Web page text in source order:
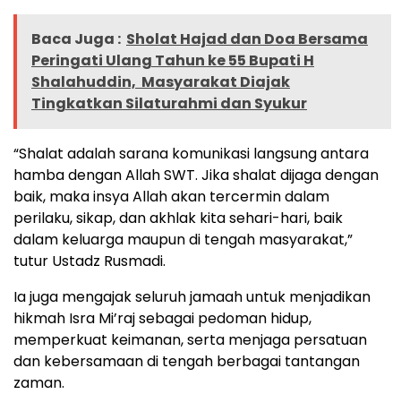
Baca Juga : Sholat Hajad dan Doa Bersama
Peringati Ulang Tahun ke 55 Bupati H
Shalahuddin, Masyarakat Diajak
Tingkatkan Silaturahmi dan Syukur
“Shalat adalah sarana komunikasi langsung antara
hamba dengan Allah SWT. Jika shalat dijaga dengan
baik, maka insya Allah akan tercermin dalam
perilaku, sikap, dan akhlak kita sehari-hari, baik
dalam keluarga maupun di tengah masyarakat,”
tutur Ustadz Rusmadi.
Ia juga mengajak seluruh jamaah untuk menjadikan
hikmah Isra Mi’raj sebagai pedoman hidup,
memperkuat keimanan, serta menjaga persatuan
dan kebersamaan di tengah berbagai tantangan
zaman.